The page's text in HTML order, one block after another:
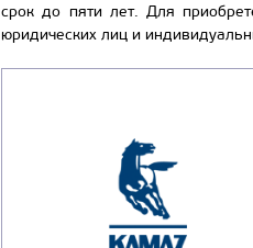
срок до пяти лет. Для
юридических лиц и